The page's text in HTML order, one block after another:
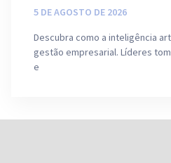
5 DE AGOSTO DE 2026
Descubra como a inteligência
gestão empresarial. Líderes
e